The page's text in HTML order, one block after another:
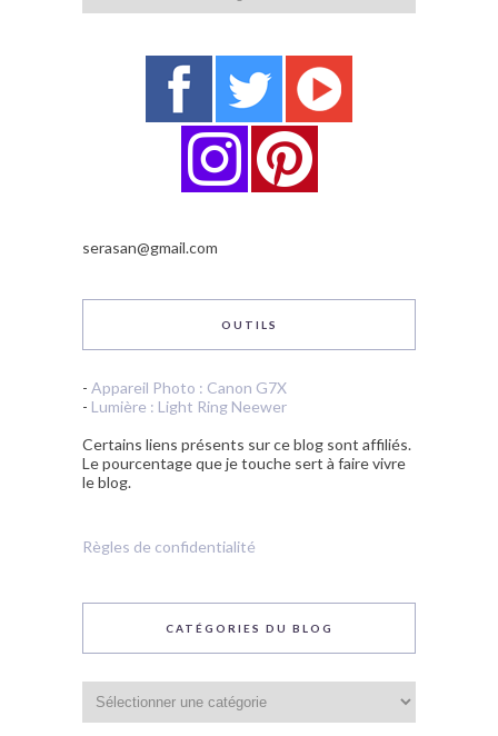
serasan@gmail.com
OUTILS
- Appareil Photo : Canon G7X
- Lumière : Light Ring Neewer
Certains liens présents sur ce blog sont affiliés.
Le pourcentage que je touche sert à faire vivre
le blog.
Règles de confidentialité
CATÉGORIES DU BLOG
du
blog